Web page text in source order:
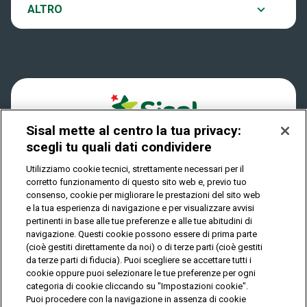
vivere con più serenità. Perché i Problem Solver
perfetta ai piccoli problemi di ogni giorno.
Play Your Date
Verifica vincite
ALTRO
Notifiche
Privacy
IL GIOCO È VIETATO AI MINORI E PUÒ CAUSARE
DIPENDENZA PATOLOGICA
© Copyright Sisal Italia S.p.A. - P.I. 02433760135
Privacy Cookies
Mappa
del
sito
Sisal mette al centro la tua privacy:
scegli tu quali dati condividere
Utilizziamo cookie tecnici, strettamente necessari per il
corretto funzionamento di questo sito web e, previo tuo
consenso, cookie per migliorare le prestazioni del sito web
e la tua esperienza di navigazione e per visualizzare avvisi
pertinenti in base alle tue preferenze e alle tue abitudini di
navigazione. Questi cookie possono essere di prima parte
(cioè gestiti direttamente da noi) o di terze parti (cioè gestiti
da terze parti di fiducia). Puoi scegliere se accettare tutti i
cookie oppure puoi selezionare le tue preferenze per ogni
categoria di cookie cliccando su "Impostazioni cookie".
Puoi procedere con la navigazione in assenza di cookie